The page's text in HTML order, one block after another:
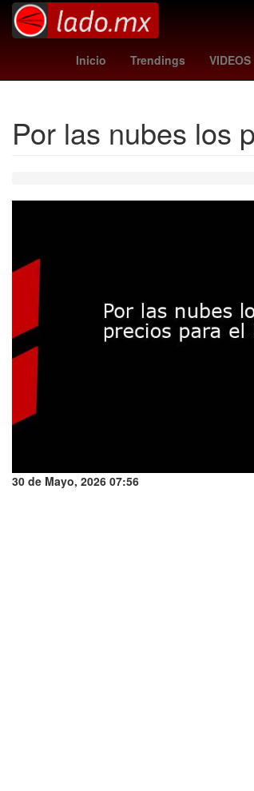
Inicio Trendings VIDEOS
Danna Paola
Por las nubes los
30 de Mayo, 2026 07:56